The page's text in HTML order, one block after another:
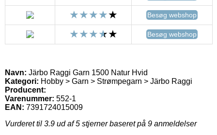
Besøg webshop
Besøg webshop
Navn: Järbo Raggi Garn 1500 Natur Hvid
Kategori: Hobby > Garn > Strømpegarn > Järbo Raggi
Producent:
Varenummer: 552-1
EAN: 7391724015009
Vurderet til 3.9 ud af 5 stjerner baseret på 9 anmeldelser